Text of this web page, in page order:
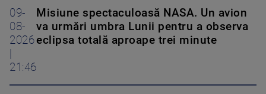
09-
08-
2026
|
21:46
Misiune spectaculoasă NASA. Un avion
va urmări umbra Lunii pentru a observa
eclipsa totală aproape trei minute